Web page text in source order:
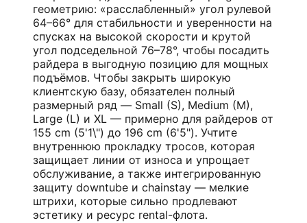
геометрию: «расслабленный» угол рулевой
64–66° для стабильности и уверенности на
спусках на высокой скорости и крутой
угол подседельной 76–78°, чтобы посадить
райдера в выгодную позицию для мощных
подъёмов. Чтобы закрыть широкую
клиентскую базу, обязателен полный
размерный ряд — Small (S), Medium (M),
Large (L) и XL — примерно для райдеров от
155 cm (5'1\") до 196 cm (6'5"). Учтите
внутреннюю прокладку тросов, которая
защищает линии от износа и упрощает
обслуживание, а также интегрированную
защиту downtube и chainstay — мелкие
штрихи, которые сильно продлевают
эстетику и ресурс rental-флота.